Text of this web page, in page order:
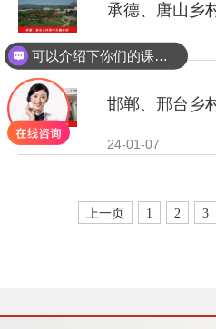
· 新时代干部培训筑
承德、唐山乡
24-01-07
邯郸、邢台乡
24-01-07
上一页 1 2 3
可以介绍下你们的课程吗？